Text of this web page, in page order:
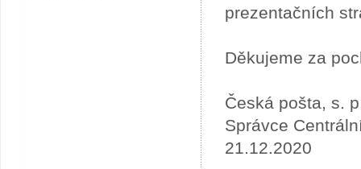
prezentačních
Děkujeme za
Česká pošta, s.
Správce
21.12.2020